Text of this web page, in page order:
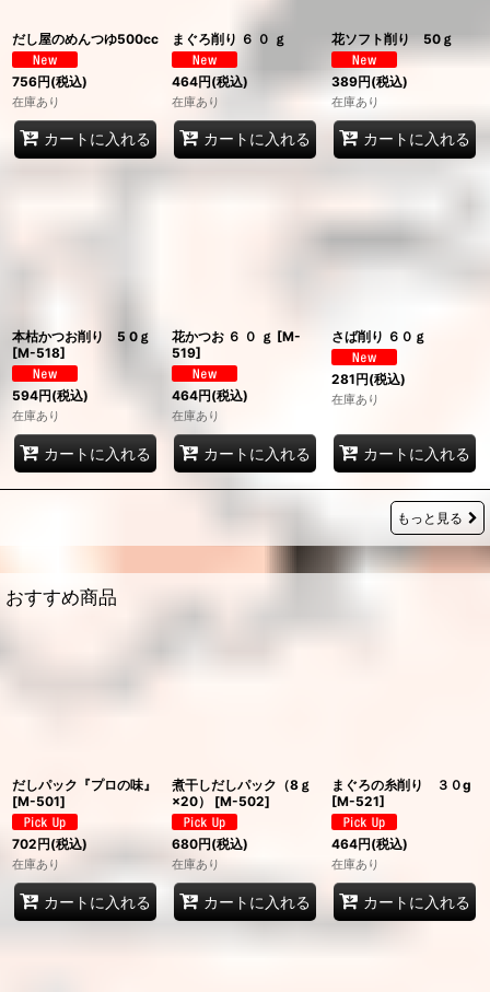
だし屋のめんつゆ500cc
756円(税込)
在庫あり
カートに入れる
まぐろ削り ６ ０ ｇ
464円(税込)
在庫あり
カートに入れる
花ソフト削り 50ｇ
389円(税込)
在庫あり
カートに入れる
本枯かつお削り 5 0ｇ
[M-518]
594円(税込)
在庫あり
カートに入れる
花かつお ６ ０ ｇ [M-
519]
464円(税込)
在庫あり
カートに入れる
さば削り ６０ｇ
281円(税込)
在庫あり
カートに入れる
もっと見る
おすすめ商品
だしパック『プロの味』
[M-501]
702円(税込)
在庫あり
カートに入れる
煮干しだしパック（8ｇ
×20）
[M-502]
680円(税込)
在庫あり
カートに入れる
まぐろの糸削り ３０g
[M-521]
464円(税込)
在庫あり
カートに入れる